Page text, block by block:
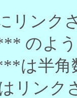
リンク
のよ
は半角
リンク